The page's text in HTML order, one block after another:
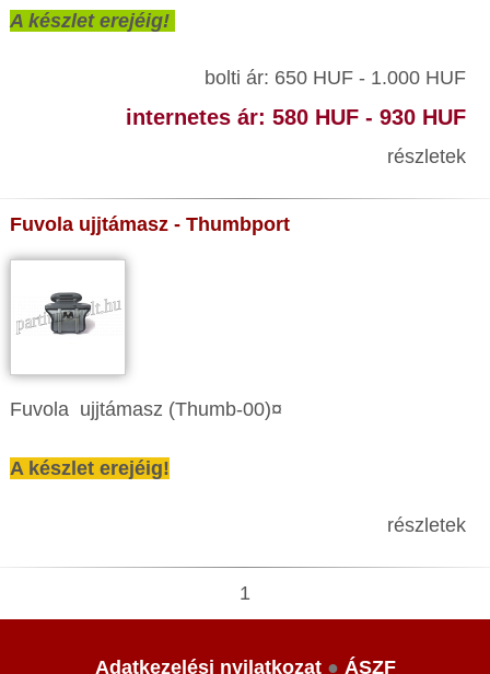
A készlet erejéig!
bolti ár: 650 HUF - 1.000 HUF
internetes ár: 580 HUF - 930 HUF
részletek
Fuvola ujjtámasz - Thumbport
Fuvola ujjtámasz (Thumb-00)¤
A készlet erejéig!
részletek
1
Adatkezelési nyilatkozat● ÁSZF